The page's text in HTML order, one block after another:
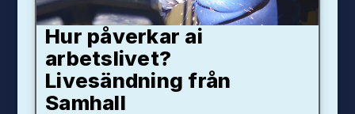
Hur påverkar ai
arbetslivet?
Livesändning från
Samhall